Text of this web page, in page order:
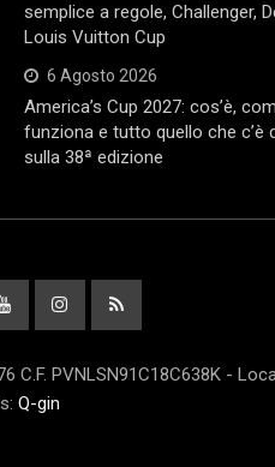
semplice a regole, Challenger,
Louis Vuitton Cup
6 Agosto 2026
America’s Cup 2027: cos’è,
funziona e tutto quello che c’è
sulla 38ª edizione
PVNLSN91C18C638K -
Q-gin